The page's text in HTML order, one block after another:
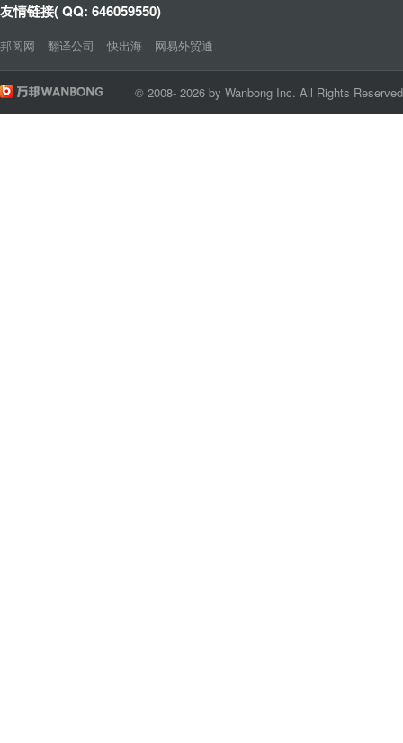
友情链接( QQ: 646059550)
邦阅网 翻译公司 快出海 网易外贸通
© 2008- 2026 by Wanbong Inc. All Rights